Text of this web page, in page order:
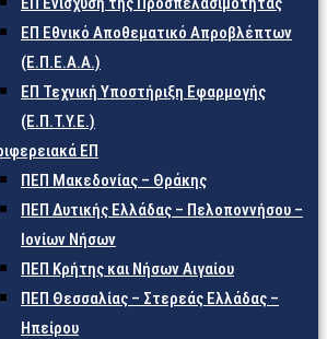
ΕΠ Εθνικό Αποθεματικό Απροβλέπτων
(Ε.Π.Ε.Α.Α.)
ΕΠ Τεχνική Υποστήριξη Εφαρμογής
(Ε.Π.Τ.Υ.Ε.)
ΕΠ
ΠΕΠ Μακεδονίας – Θράκης
ΠΕΠ Δυτικής Ελλάδας – Πελοποννήσου –
Ιονίων Νήσων
ΠΕΠ Κρήτης και Νήσων Αιγαίου
ΠΕΠ Θεσσαλίας – Στερεάς Ελλάδας –
Ηπείρου